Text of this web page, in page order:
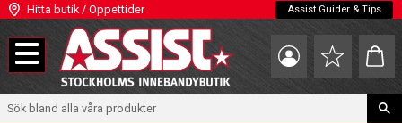
Meny
Hitta butik / Öppettider Assist Guider & Tips
Favoriter